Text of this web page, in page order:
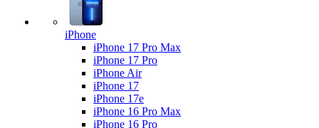
iPhone
iPhone 17 Pro Max
iPhone 17 Pro
iPhone Air
iPhone 17
iPhone 17e
iPhone 16 Pro Max
iPhone 16 Pro